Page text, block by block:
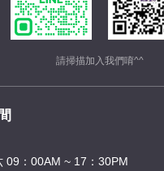
請掃描加入我們唷^^
09：00AM ~ 17：30PM